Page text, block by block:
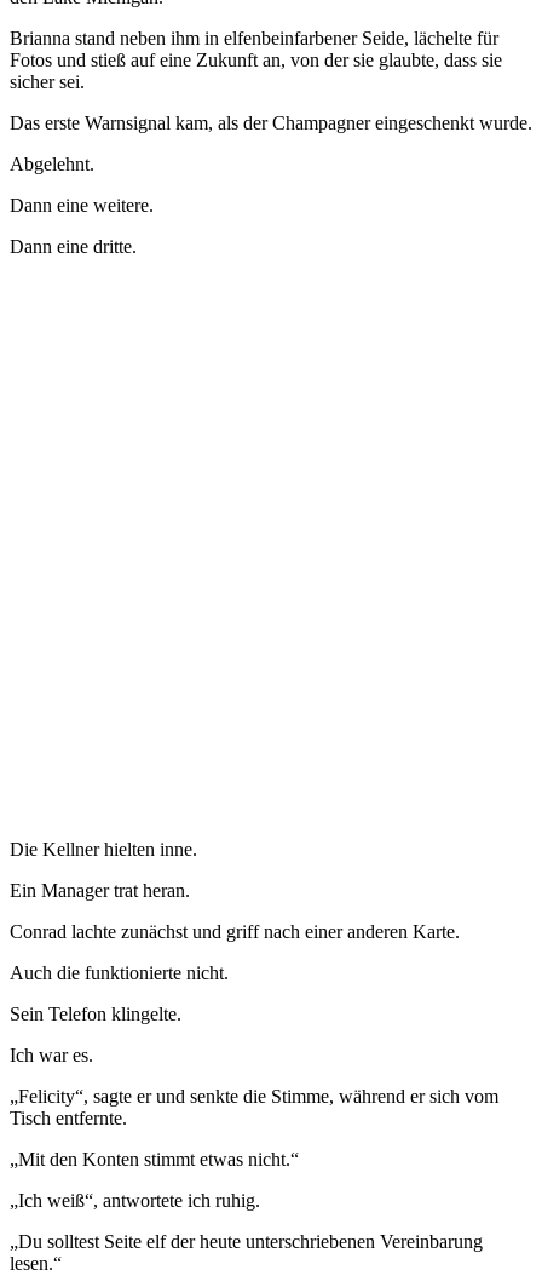
Brianna stand neben ihm in elfenbeinfarbener Seide, lächelte für
Fotos und stieß auf eine Zukunft an, von der sie glaubte, dass sie
sicher sei.
Das erste Warnsignal kam, als der Champagner eingeschenkt wurde.
Abgelehnt.
Dann eine weitere.
Dann eine dritte.
Die Kellner hielten inne.
Ein Manager trat heran.
Conrad lachte zunächst und griff nach einer anderen Karte.
Auch die funktionierte nicht.
Sein Telefon klingelte.
Ich war es.
„Felicity“, sagte er und senkte die Stimme, während er sich vom
Tisch entfernte.
„Mit den Konten stimmt etwas nicht.“
„Ich weiß“, antwortete ich ruhig.
„Du solltest Seite elf der heute unterschriebenen Vereinbarung
lesen.“